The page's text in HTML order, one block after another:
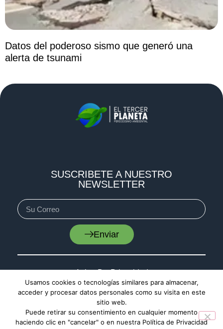
Datos del poderoso sismo que generó una
alerta de tsunami
SUSCRIBETE A NUESTRO
NEWSLETTER
Enviar
Aviso De Privacidad
Cookies
Mapa De Sitio
Usamos cookies o tecnologías similares para almacenar,
acceder y procesar datos personales como su visita en este
sitio web.
Puede retirar su consentimiento en cualquier momento
haciendo clic en "cancelar" o en nuestra Política de Privacidad